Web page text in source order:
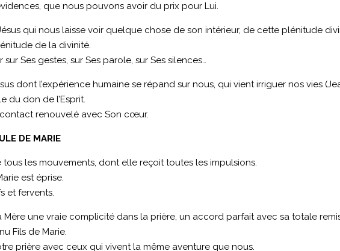
que nous pouvons avoir du prix pour Lui.
qui nous laisse voir quelque chose de son intérieur, de cette plénitude
de la divinité.
Ses gestes, sur Ses parole, sur Ses silences…
dont l’expérience humaine se répand sur nous, qui vient irriguer nos vies
du don de l’Esprit.
renouvelé avec Son cœur.
DE MARIE
les mouvements, dont elle reçoit toutes les impulsions.
est éprise.
et fervents.
une vraie complicité dans la prière, un accord parfait avec sa totale
Fils de Marie.
prière avec ceux qui vivent la même aventure que nous.